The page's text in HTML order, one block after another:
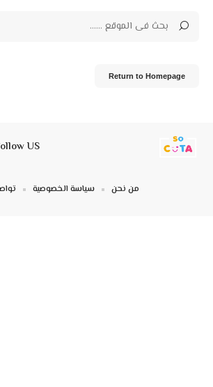
Return to Homepage
US
من نحن سياسة الخصوصية